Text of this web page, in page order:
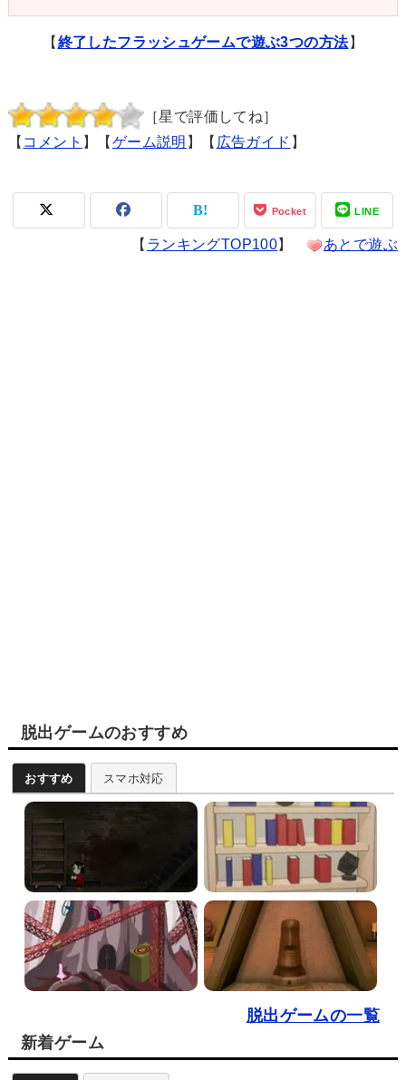
【 終了したフラッシュゲームで遊ぶ3つの方法】
［星で評価してね］
【 コメント 】【 ゲーム説明 】【 広告ガイド 】
Pocket LINE
【 ランキングTOP100】 あとで遊ぶ
脱出ゲームのおすすめ
おすすめ スマホ対応
脱出ゲームの一覧
新着ゲーム